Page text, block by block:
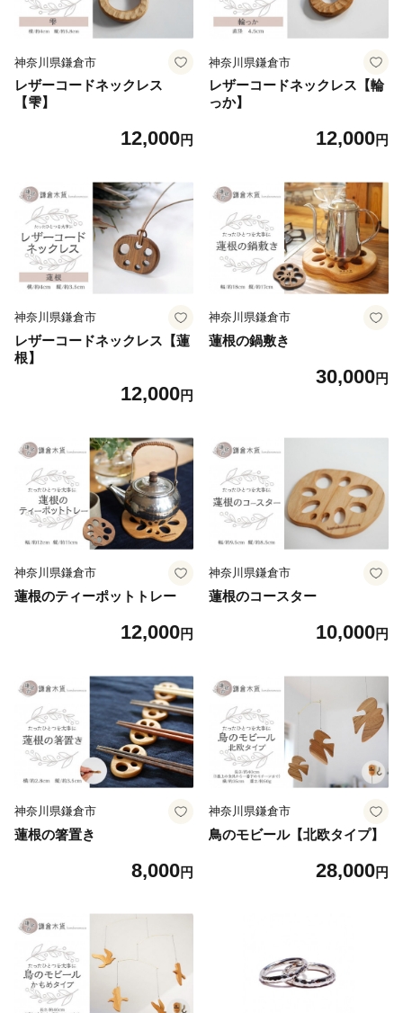
神奈川県鎌倉市
レザーコードネックレス
【雫】
12,000円
神奈川県鎌倉市
レザーコードネックレス【輪
っか】
12,000円
神奈川県鎌倉市
レザーコードネックレス【蓮
根】
12,000円
神奈川県鎌倉市
蓮根の鍋敷き
30,000円
神奈川県鎌倉市
蓮根のティーポットトレー
12,000円
神奈川県鎌倉市
蓮根のコースター
10,000円
神奈川県鎌倉市
蓮根の箸置き
8,000円
神奈川県鎌倉市
鳥のモビール【北欧タイプ】
28,000円